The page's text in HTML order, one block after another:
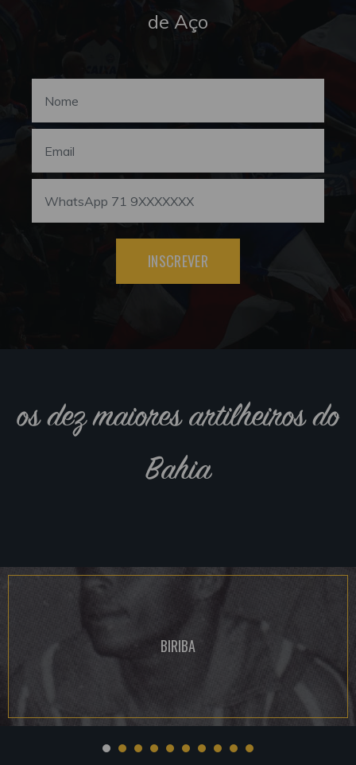
de Aço
INSCREVER
os dez maiores artilheiros do
Bahia
BIRIBA